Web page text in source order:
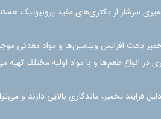
سرشار از باکتری‌های مفید پروبیوتیک
باعث افزایش ویتامین‌ها و مواد معدنی
انواع طعم‌ها و با مواد اولیه مختلف تهیه
فرایند تخمیر، ماندگاری بالایی دارند و